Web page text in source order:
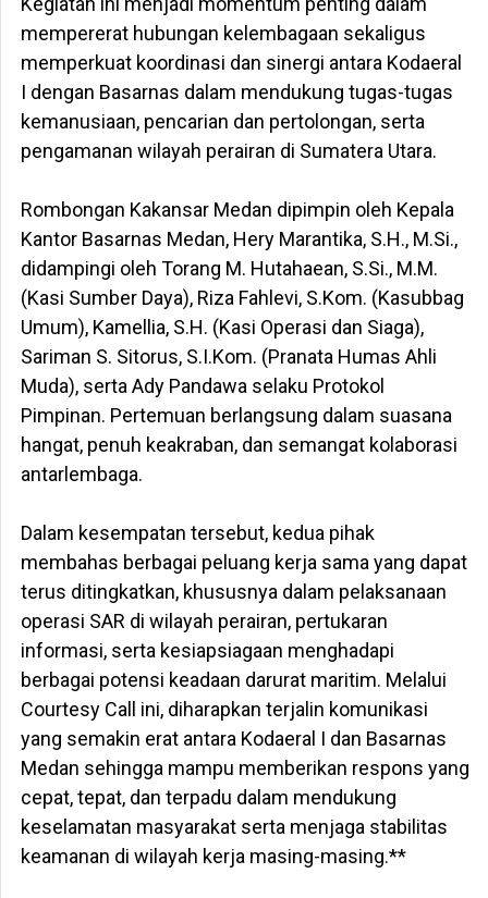
mempererat hubungan kelembagaan sekaligus
memperkuat koordinasi dan sinergi antara Kodaeral
I dengan Basarnas dalam mendukung tugas-tugas
kemanusiaan, pencarian dan pertolongan, serta
pengamanan wilayah perairan di Sumatera Utara.
‎Rombongan Kakansar Medan dipimpin oleh Kepala
Kantor Basarnas Medan, Hery Marantika, S.H., M.Si.,
didampingi oleh Torang M. Hutahaean, S.Si., M.M.
(Kasi Sumber Daya), Riza Fahlevi, S.Kom. (Kasubbag
Umum), Kamellia, S.H. (Kasi Operasi dan Siaga),
Sariman S. Sitorus, S.I.Kom. (Pranata Humas Ahli
Muda), serta Ady Pandawa selaku Protokol
Pimpinan. Pertemuan berlangsung dalam suasana
hangat, penuh keakraban, dan semangat kolaborasi
antarlembaga.
‎Dalam kesempatan tersebut, kedua pihak
membahas berbagai peluang kerja sama yang dapat
terus ditingkatkan, khususnya dalam pelaksanaan
operasi SAR di wilayah perairan, pertukaran
informasi, serta kesiapsiagaan menghadapi
berbagai potensi keadaan darurat maritim. Melalui
Courtesy Call ini, diharapkan terjalin komunikasi
yang semakin erat antara Kodaeral I dan Basarnas
Medan sehingga mampu memberikan respons yang
cepat, tepat, dan terpadu dalam mendukung
keselamatan masyarakat serta menjaga stabilitas
keamanan di wilayah kerja masing-masing.**